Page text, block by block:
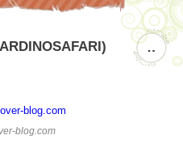
…
blog.com